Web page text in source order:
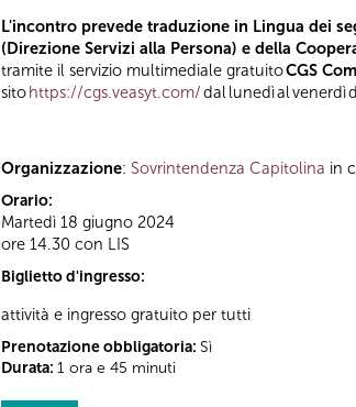
L'incontro prevede traduzione in Lingua dei
(Direzione Servizi alla Persona) e della
tramite il servizio multimediale gratuitoCGS
sitohttps://cgs.veasyt.com/dal lunedì al venerdì
Organizzazione: Sovrintendenza Capitolina in
Orario:
Martedì 18 giugno 2024
ore 14.30 con LIS
Biglietto d'ingresso:
attività e ingresso gratuito per tutti
Prenotazione obbligatoria: Sì
Durata: 1 ora e 45 minuti